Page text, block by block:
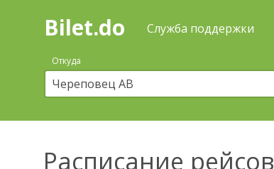
Поиск
покупка
билетов
автобус
онлайн
Bilet.do Служба поддержки
Откуда
Расписание рейсов